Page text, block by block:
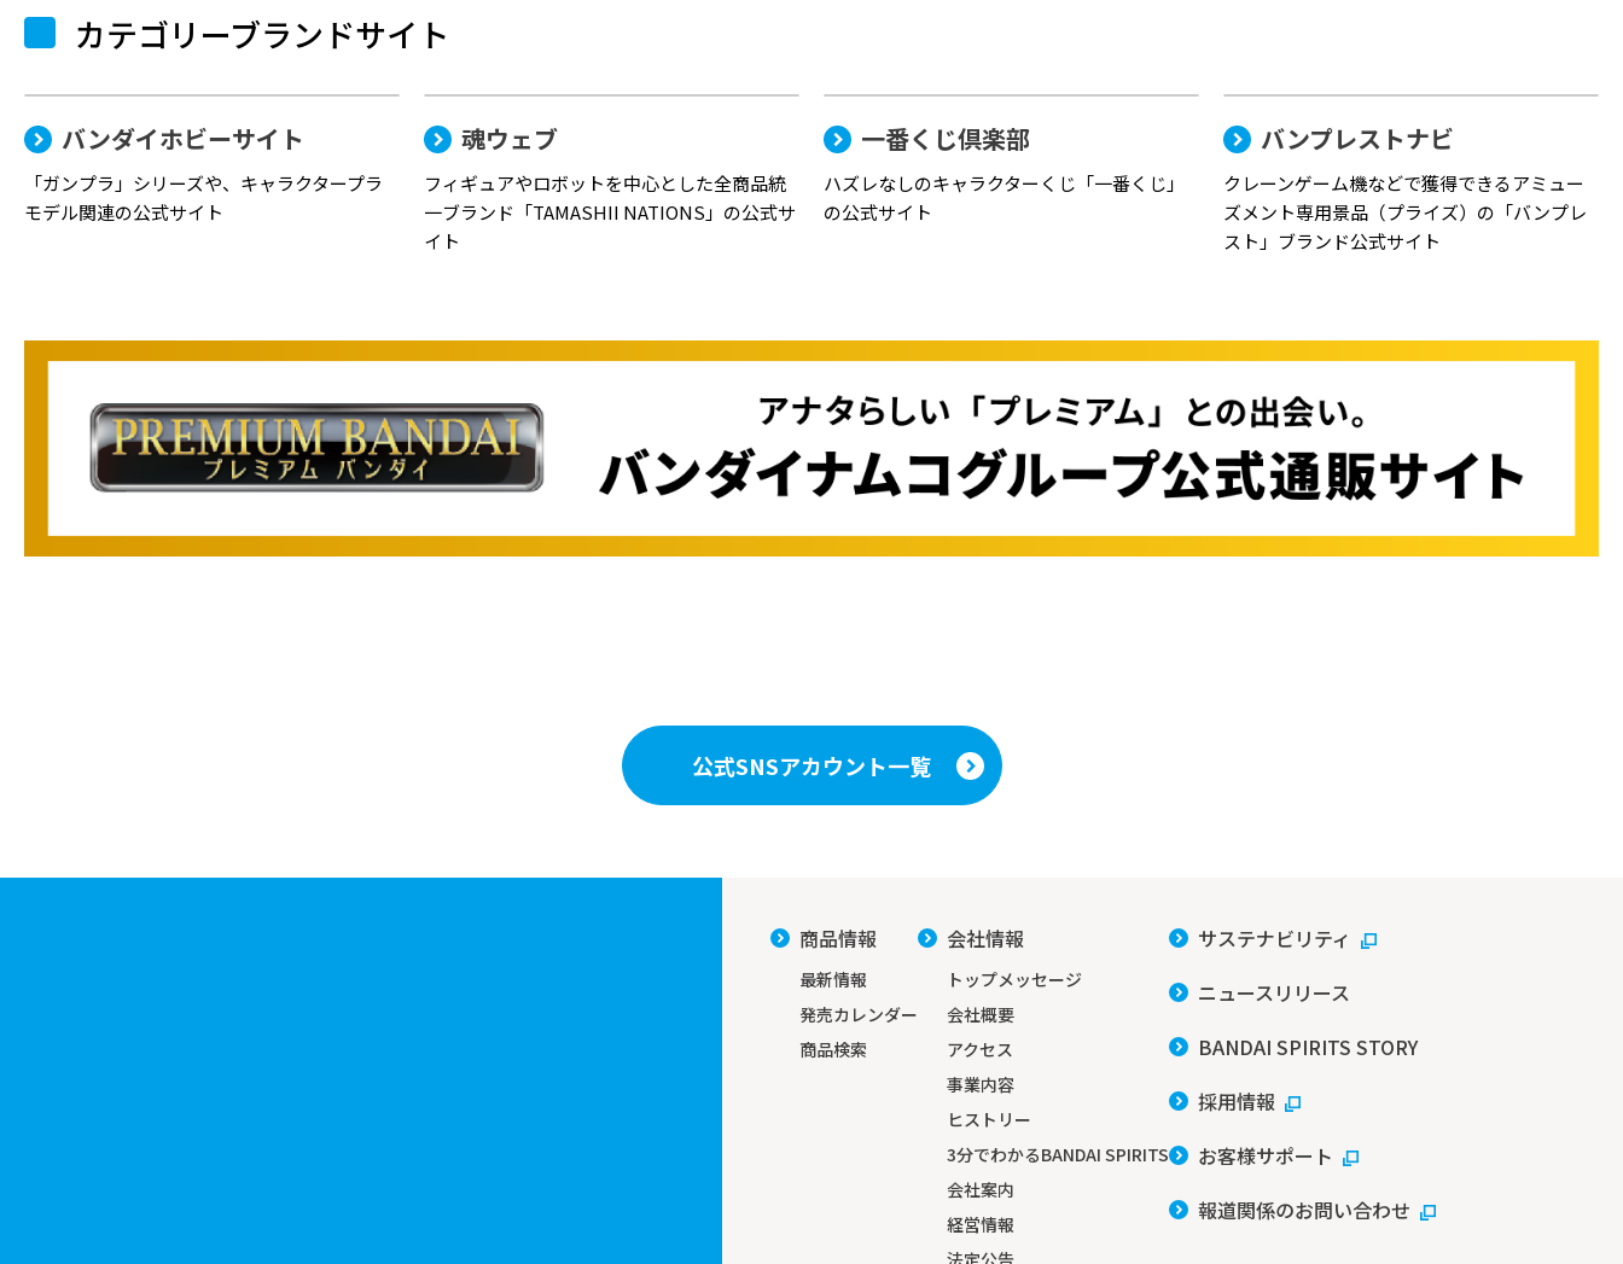
カテゴリーブランドサイト
バンダイホビーサイト
「ガンプラ」シリーズや、キャラクタープラ
モデル関連の公式サイト
魂ウェブ
フィギュアやロボットを中心とした全商品統
一ブランド「TAMASHII NATIONS」の公式サ
イト
一番くじ倶楽部
ハズレなしのキャラクターくじ「一番くじ」
の公式サイト
バンプレストナビ
クレーンゲーム機などで獲得できるアミュー
ズメント専用景品（プライズ）の「バンプレ
スト」ブランド公式サイト
公式SNSアカウント一覧
商品情報
最新情報
発売カレンダー
商品検索
会社情報
トップメッセージ
会社概要
アクセス
事業内容
ヒストリー
3分でわかるBANDAI SPIRITS
会社案内
経営情報
サステナビリティ
ニュースリリース
BANDAI SPIRITS STORY
採用情報
お客様サポート
報道関係のお問い合わせ